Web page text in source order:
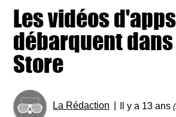
Les vidéos d'apps
débarquent
Store
La Rédaction Il y a 13 ans